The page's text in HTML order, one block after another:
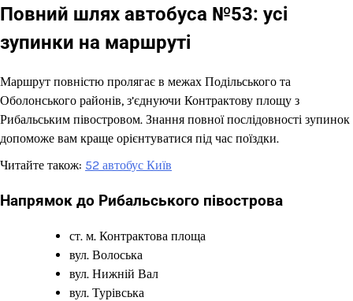
Повний шлях автобуса №53: усі
зупинки на маршруті
Маршрут повністю пролягає в межах Подільського та
Оболонського районів, з’єднуючи Контрактову площу з
Рибальським півостровом. Знання повної послідовності зупинок
допоможе вам краще орієнтуватися під час поїздки.
Читайте також: 52 автобус Київ
Напрямок до Рибальського півострова
ст. м. Контрактова площа
вул. Волоська
вул. Нижній Вал
вул. Турівська